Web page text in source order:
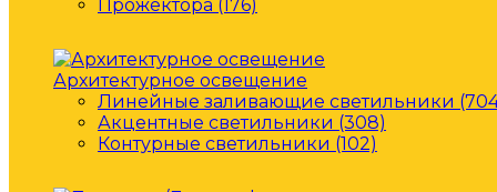
Прожектора (176)
Архитектурное освещение
Линейные заливающие светильники
Акцентные светильники (308)
Контурные светильники (102)